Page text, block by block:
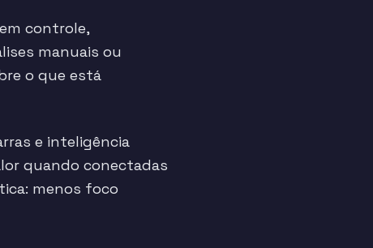
controle,
manuais ou
o que está
e inteligência
quando conectadas
menos foco